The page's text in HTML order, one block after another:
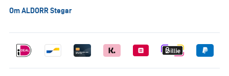
Om ALDORR Stegar